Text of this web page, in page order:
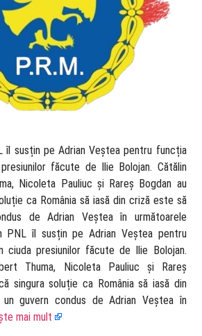
îl susțin pe Adrian Veștea pentru funcția
făcute de Ilie Bolojan. Cătălin
Nicoleta Pauliuc și Rareș Bogdan au
ca România să iasă din criză este să
de Adrian Veștea în următoarele
PNL îl susțin pe Adrian Veștea pentru
ciuda presiunilor făcute de Ilie Bolojan.
Thuma, Nicoleta Pauliuc și Rareș
singura soluție ca România să iasă din
guvern condus de Adrian Veștea în
mai mult